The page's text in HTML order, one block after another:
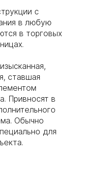
с
в любую
в торговых
ставшая
Привносят в
Обычно
для